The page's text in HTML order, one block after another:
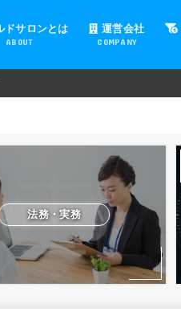
ドサロンとは
ABOUT
運営会社
COMPANY
法務・実務